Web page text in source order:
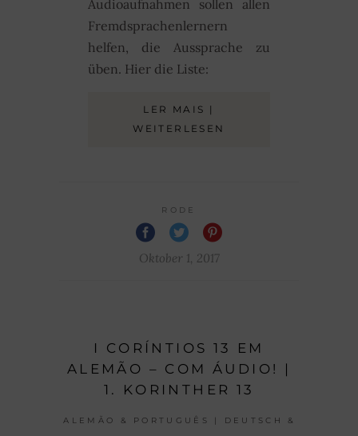
Audioaufnahmen sollen allen
Fremdsprachenlernern
helfen, die Aussprache zu
üben. Hier die Liste:
LER MAIS |
WEITERLESEN
RODE
Oktober 1, 2017
I CORÍNTIOS 13 EM
ALEMÃO – COM ÁUDIO! |
1. KORINTHER 13
ALEMÃO & PORTUGUÊS | DEUTSCH &